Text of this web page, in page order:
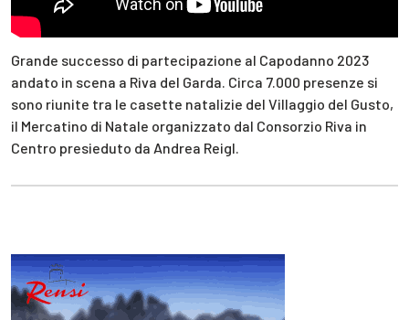
Grande successo di partecipazione al Capodanno 2023
andato in scena a Riva del Garda. Circa 7.000 presenze si
sono riunite tra le casette natalizie del Villaggio del Gusto,
il Mercatino di Natale organizzato dal Consorzio Riva in
Centro presieduto da Andrea Reigl.